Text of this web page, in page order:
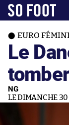
EURO
Le
NG
LE DIMANCHE 30